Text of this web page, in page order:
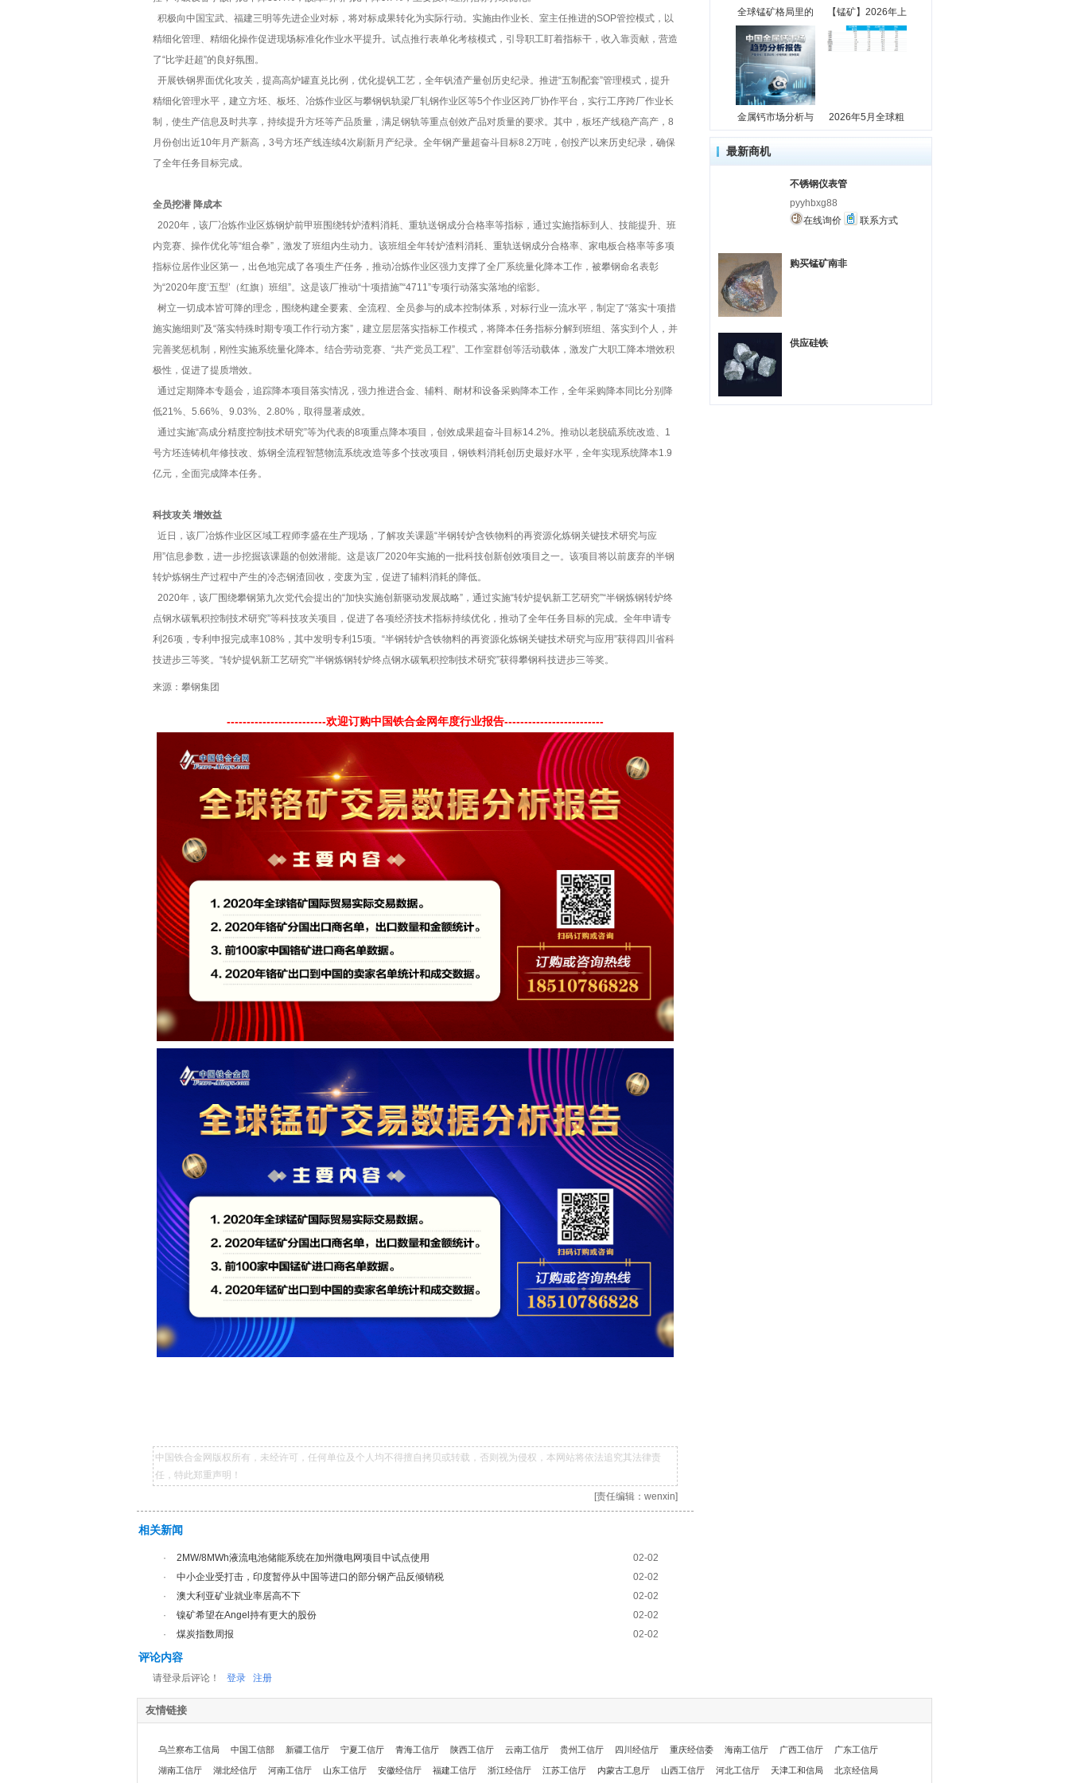
积极向中国宝武、福建三明等先进企业对标，将对标成果转化为实际行动。实施由作业长、室主任推进的SOP管控模式，以
精细化管理、精细化操作促进现场标准化作业水平提升。试点推行表单化考核模式，引导职工盯着指标干，收入靠贡献，营造
了“比学赶超”的良好氛围。
开展铁钢界面优化攻关，提高高炉罐直兑比例，优化提钒工艺，全年钒渣产量创历史纪录。推进“五制配套”管理模式，提升
精细化管理水平，建立方坯、板坯、冶炼作业区与攀钢钒轨梁厂轧钢作业区等5个作业区跨厂协作平台，实行工序跨厂作业长
制，使生产信息及时共享，持续提升方坯等产品质量，满足钢轨等重点创效产品对质量的要求。其中，板坯产线稳产高产，8
月份创出近10年月产新高，3号方坯产线连续4次刷新月产纪录。全年钢产量超奋斗目标8.2万吨，创投产以来历史纪录，确保
了全年任务目标完成。
全员挖潜 降成本
2020年，该厂冶炼作业区炼钢炉前甲班围绕转炉渣料消耗、重轨送钢成分合格率等指标，通过实施指标到人、技能提升、班
内竞赛、操作优化等“组合拳”，激发了班组内生动力。该班组全年转炉渣料消耗、重轨送钢成分合格率、家电板合格率等多项
指标位居作业区第一，出色地完成了各项生产任务，推动冶炼作业区强力支撑了全厂系统量化降本工作，被攀钢命名表彰
为“2020年度‘五型’（红旗）班组”。这是该厂推动“十项措施”“4711”专项行动落实落地的缩影。
树立一切成本皆可降的理念，围绕构建全要素、全流程、全员参与的成本控制体系，对标行业一流水平，制定了“落实十项措
施实施细则”及“落实特殊时期专项工作行动方案”，建立层层落实指标工作模式，将降本任务指标分解到班组、落实到个人，并
完善奖惩机制，刚性实施系统量化降本。结合劳动竞赛、“共产党员工程”、工作室群创等活动载体，激发广大职工降本增效积
极性，促进了提质增效。
通过定期降本专题会，追踪降本项目落实情况，强力推进合金、辅料、耐材和设备采购降本工作，全年采购降本同比分别降
低21%、5.66%、9.03%、2.80%，取得显著成效。
通过实施“高成分精度控制技术研究”等为代表的8项重点降本项目，创效成果超奋斗目标14.2%。推动以老脱硫系统改造、1
号方坯连铸机年修技改、炼钢全流程智慧物流系统改造等多个技改项目，钢铁料消耗创历史最好水平，全年实现系统降本1.9
亿元，全面完成降本任务。
科技攻关 增效益
近日，该厂冶炼作业区区域工程师李盛在生产现场，了解攻关课题“半钢转炉含铁物料的再资源化炼钢关键技术研究与应
用”信息参数，进一步挖掘该课题的创效潜能。这是该厂2020年实施的一批科技创新创效项目之一。该项目将以前废弃的半钢
转炉炼钢生产过程中产生的冷态钢渣回收，变废为宝，促进了辅料消耗的降低。
2020年，该厂围绕攀钢第九次党代会提出的“加快实施创新驱动发展战略”，通过实施“转炉提钒新工艺研究”“半钢炼钢转炉终
点钢水碳氧积控制技术研究”等科技攻关项目，促进了各项经济技术指标持续优化，推动了全年任务目标的完成。全年申请专
利26项，专利申报完成率108%，其中发明专利15项。“半钢转炉含铁物料的再资源化炼钢关键技术研究与应用”获得四川省科
技进步三等奖。“转炉提钒新工艺研究”“半钢炼钢转炉终点钢水碳氧积控制技术研究”获得攀钢科技进步三等奖。
来源：攀钢集团
-------------------------欢迎订购中国铁合金网年度行业报告-------------------------
中国铁合金网版权所有，未经许可，任何单位及个人均不得擅自拷贝或转载，否则视为侵权，本网站将依法追究其法律责
任，特此郑重声明！
[责任编辑：wenxin]
相关新闻
· 2MW/8MWh液流电池储能系统在加州微电网项目中试点使用
02-02
·
中小企业受打击，印度暂停从中国等进口的部分钢产品反倾销税
02-02
·
澳大利亚矿业就业率居高不下
02-02
·
镍矿希望在Angel持有更大的股份
02-02
·
煤炭指数周报 02-02
评论内容
请登录后评论！ 登录 注册
全球锰矿格局里的 【锰矿】2026年上
金属钙市场分析与 2026年5月全球粗
最新商机
不锈钢仪表管
pyyhbxg88
在线询价
联系方式
购买锰矿南非
供应硅铁
友情链接
乌兰察布工信局 中国工信部 新疆工信厅 宁夏工信厅 青海工信厅 陕西工信厅 云南工信厅 贵州工信厅 四川经信厅 重庆经信委 海南工信厅 广西工信厅 广东工信厅
湖南工信厅 湖北经信厅 河南工信厅 山东工信厅 安徽经信厅 福建工信厅 浙江经信厅 江苏工信厅 内蒙古工息厅 山西工信厅 河北工信厅 天津工和信局 北京经信局